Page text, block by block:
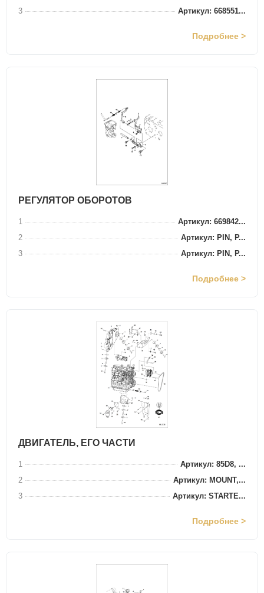
3
Артикул: 668551...
Подробнее >
РЕГУЛЯТОР ОБОРОТОВ
1
Артикул: 669842...
2
Артикул: PIN, P...
3
Артикул: PIN, P...
Подробнее >
ДВИГАТЕЛЬ, ЕГО ЧАСТИ
1
Артикул: 85D8, ...
2
Артикул: MOUNT,...
3
Артикул: STARTE...
Подробнее >